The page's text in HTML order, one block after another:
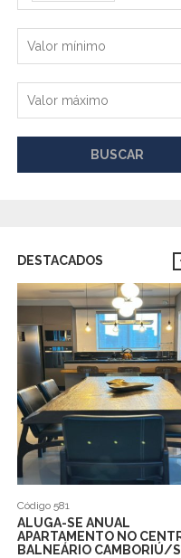
Venda - R$3.600.000,00
Valor mínimo
Valor máximo
BUSCAR
DESTACADOS
Código 581
ALUGA-SE ANUAL
APARTAMENTO NO
BALNEÁRIO CAMBORIÚ/